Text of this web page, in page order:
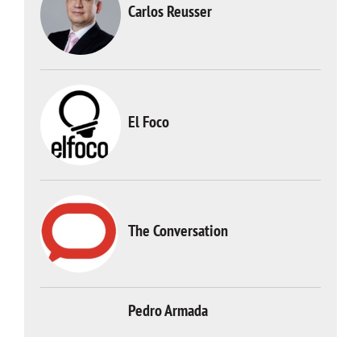
Carlos Reusser
El Foco
The Conversation
Pedro Armada